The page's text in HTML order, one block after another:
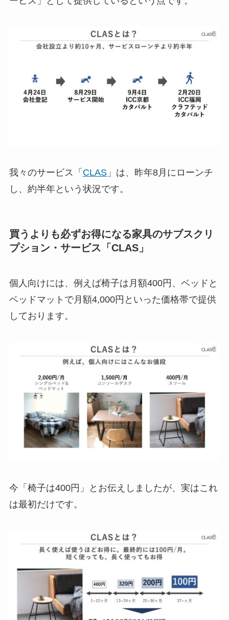
我々のサービス「 CLAS」は、昨年8月にローンチ
し、約半年という状況です。
買うよりも必ずお得になる家具のサブスクリ
プション・サービス「CLAS」
個人向けには、例えば椅子は月額400円、ベッドと
ベッドマットで月額4,000円といった価格帯で提供
しております。
今「椅子は400円」とお伝えしましたが、実はこれ
は最初だけです。